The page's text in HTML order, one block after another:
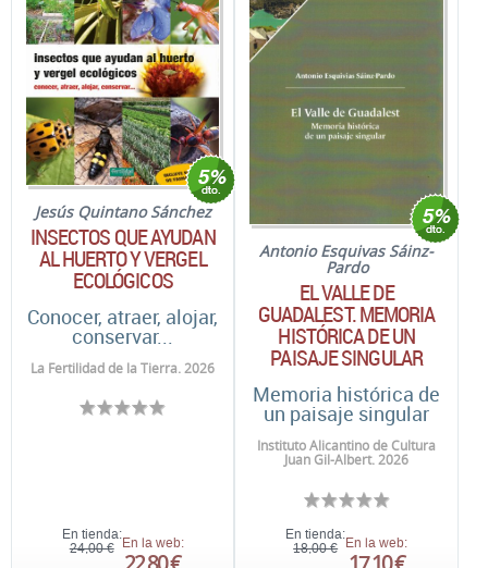
Jesús Quintano Sánchez
INSECTOS QUE AYUDAN
AL HUERTO Y VERGEL
ECOLÓGICOS
Conocer, atraer, alojar,
conservar...
La Fertilidad de la Tierra. 2026
En tienda:
24,00 € En la web:
Antonio Esquivas Sáinz-
Pardo
EL VALLE DE
GUADALEST. MEMORIA
HISTÓRICA DE UN
PAISAJE SINGULAR
Memoria histórica de
un paisaje singular
Instituto Alicantino de Cultura
Juan Gil-Albert. 2026
En tienda:
18,00 €
En la web: